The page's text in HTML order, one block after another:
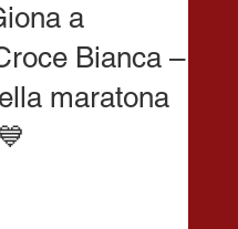
a
Bianca –
maratona